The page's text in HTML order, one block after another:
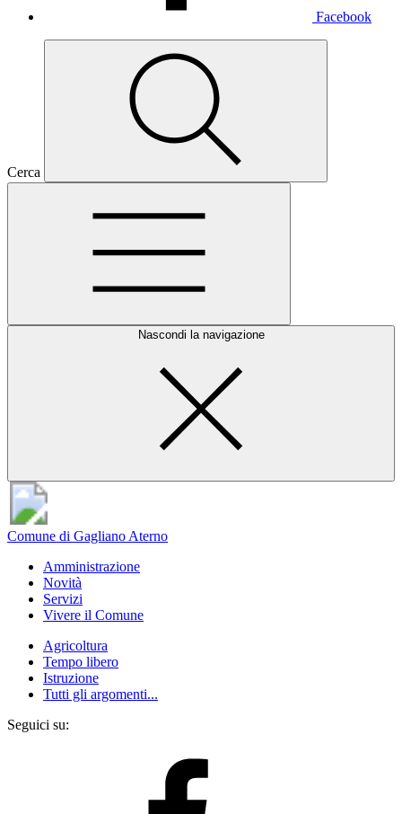
Facebook
Cerca
Nascondi la navigazione
Comune di Gagliano Aterno
Amministrazione
Novità
Servizi
Vivere il Comune
Agricoltura
Tempo libero
Istruzione
Tutti gli argomenti...
Seguici su: